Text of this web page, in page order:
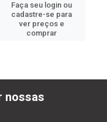
Faça seu login ou
cadastre-se para
ver preços e
comprar
nossas